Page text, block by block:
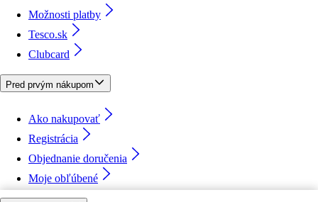
Možnosti platby
Tesco.sk
Clubcard
Pred prvým nákupom
Ako nakupovať
Registrácia
Objednanie doručenia
Moje obľúbené